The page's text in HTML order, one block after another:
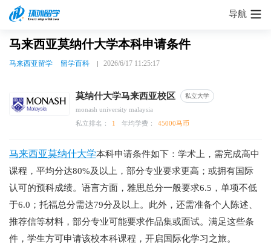
导航
马来西亚莫纳什大学本科申请条件
马来西亚留学 留学百科 2026/6/17 11:25:17
莫纳什大学马来西亚校区 私立大学
monash university malaysia
私立排名：
1 年均学费： 45000马币
马来西亚莫纳什大学本科申请条件如下：学术上，需完成高中
课程，平均分达80%及以上，部分专业要求更高；或拥有国际
认可的预科成绩。语言方面，雅思总分一般要求6.5，单项不低
于6.0；托福总分需达79分及以上。此外，还需准备个人陈述、
推荐信等材料，部分专业可能要求作品集或面试。满足这些条
件，学生方可申请该校本科课程，开启国际化学习之旅。